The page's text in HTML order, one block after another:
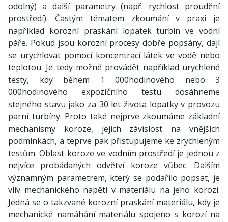
odolný) a další parametry (např. rychlost proudění
prostředí). Častým tématem zkoumání v praxi je
například korozní praskání lopatek turbín ve vodní
páře. Pokud jsou korozní procesy dobře popsány, dají
se urychlovat pomocí koncentrací látek ve vodě nebo
teplotou. Je tedy možné provádět například urychlené
testy, kdy během 1 000hodinového nebo 3
000hodinového expozičního testu dosáhneme
stejného stavu jako za 30 let života lopatky v provozu
parní turbíny. Proto také nejprve zkoumáme základní
mechanismy koroze, jejich závislost na vnějších
podmínkách, a teprve pak přistupujeme ke zrychleným
testům. Oblast koroze ve vodním prostředí je jednou z
nejvíce probádaných odvětví koroze vůbec. Dalším
významným parametrem, který se podařilo popsat, je
vliv mechanického napětí v materiálu na jeho korozi.
Jedná se o takzvané korozní praskání materiálu, kdy je
mechanické namáhání materiálu spojeno s korozí na